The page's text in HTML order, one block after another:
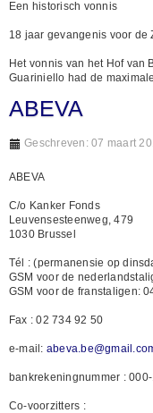
Een historisch vonnis
18 jaar gevangenis voor de
Het vonnis van het Hof van
Guariniello had de
ABEVA
Geschreven: 07 maart
ABEVA
C/o Kanker Fonds
Leuvensesteenweg, 479
1030 Brussel
Tél : (permanensie op
GSM voor de
GSM voor de franstaligen:
Fax : 02 734 92 50
e-mail:
bankrekeningnummer :
Co-voorzitters :